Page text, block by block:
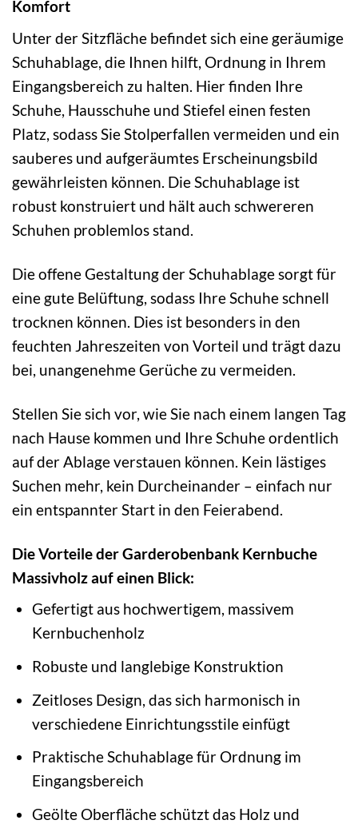
Komfort
Unter der Sitzfläche befindet sich eine geräumige
Schuhablage, die Ihnen hilft, Ordnung in Ihrem
Eingangsbereich zu halten. Hier finden Ihre
Schuhe, Hausschuhe und Stiefel einen festen
Platz, sodass Sie Stolperfallen vermeiden und ein
sauberes und aufgeräumtes Erscheinungsbild
gewährleisten können. Die Schuhablage ist
robust konstruiert und hält auch schwereren
Schuhen problemlos stand.
Die offene Gestaltung der Schuhablage sorgt für
eine gute Belüftung, sodass Ihre Schuhe schnell
trocknen können. Dies ist besonders in den
feuchten Jahreszeiten von Vorteil und trägt dazu
bei, unangenehme Gerüche zu vermeiden.
Stellen Sie sich vor, wie Sie nach einem langen Tag
nach Hause kommen und Ihre Schuhe ordentlich
auf der Ablage verstauen können. Kein lästiges
Suchen mehr, kein Durcheinander – einfach nur
ein entspannter Start in den Feierabend.
Die Vorteile der Garderobenbank Kernbuche
Massivholz auf einen Blick:
Gefertigt aus hochwertigem, massivem
Kernbuchenholz
Robuste und langlebige Konstruktion
Zeitloses Design, das sich harmonisch in
verschiedene Einrichtungsstile einfügt
Praktische Schuhablage für Ordnung im
Eingangsbereich
Geölte Oberfläche schützt das Holz und